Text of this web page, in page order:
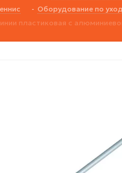
- Оборудование по
пластиковая с